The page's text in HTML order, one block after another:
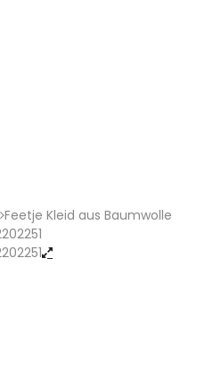
Feetje Kleid aus Baumwolle